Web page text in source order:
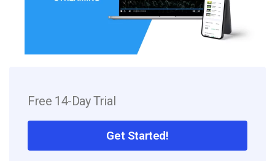
Free 14-Day Trial
Get Started!